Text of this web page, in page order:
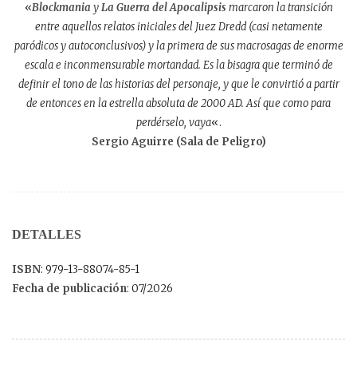
«Blockmania yLa Guerra del Apocalipsis marcaron la transición
entre aquellos relatos iniciales del Juez Dredd (casi netamente
paródicos y autoconclusivos) y la primera de sus macrosagas de enorme
escala e inconmensurable mortandad. Es la bisagra que terminó de
definir el tono de las historias del personaje, y que le convirtió a partir
de entonces en la estrella absoluta de 2000 AD. Así que como para
perdérselo, vaya«.
Sergio Aguirre (Sala de Peligro)
DETALLES
ISBN: 979-13-88074-85-1
Fecha de publicación: 07/2026